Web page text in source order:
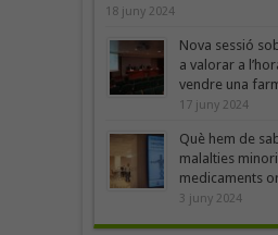
18 juny 2024
Nova sessió
a valorar a
vendre una
17 juny 2024
Què hem de
malalties
medicaments
3 juny 2024